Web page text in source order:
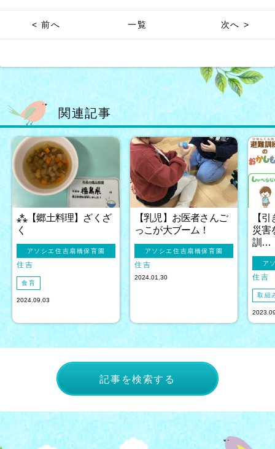
< 前へ 一覧 次へ >
関連記事
⁂【郷土料理】ざくざ
く
アソシエ住吉扇橋保育園
住吉
食育
2024.09.03
【乳児】お医者さんご
っこが大ブーム！
アソシエ住吉扇橋保育園
住吉
2024.01.30
【
災害
訓…
ア
住吉
取組
記事を検索する